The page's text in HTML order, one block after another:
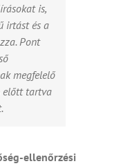
is,
irtást és a
Pont
megfelelő
előtt tartva
ellenőrzési